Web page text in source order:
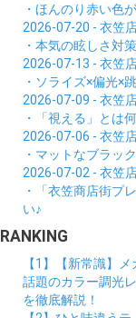
・ほんのり赤い色
2026-07-20 - 衣笠
・本気の眩しさ対
2026-07-13 - 衣笠
・ソライズ×偏光×
2026-07-09 - 衣笠
・「視える」とは
2026-07-06 - 衣笠
・マットなブラッ
2026-07-02 - 衣笠
・「衣笠商店街プ
い♪
RANKING
【1】【新常識】
話題のカラー調光
を徹底解説！